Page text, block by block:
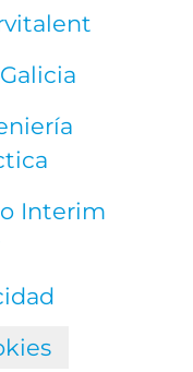
Interim